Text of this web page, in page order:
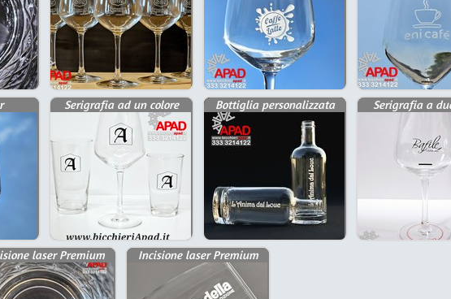
Serigrafia ad un colore Bottiglia personalizzata Serigrafia a
laser Premium Incisione laser Premium